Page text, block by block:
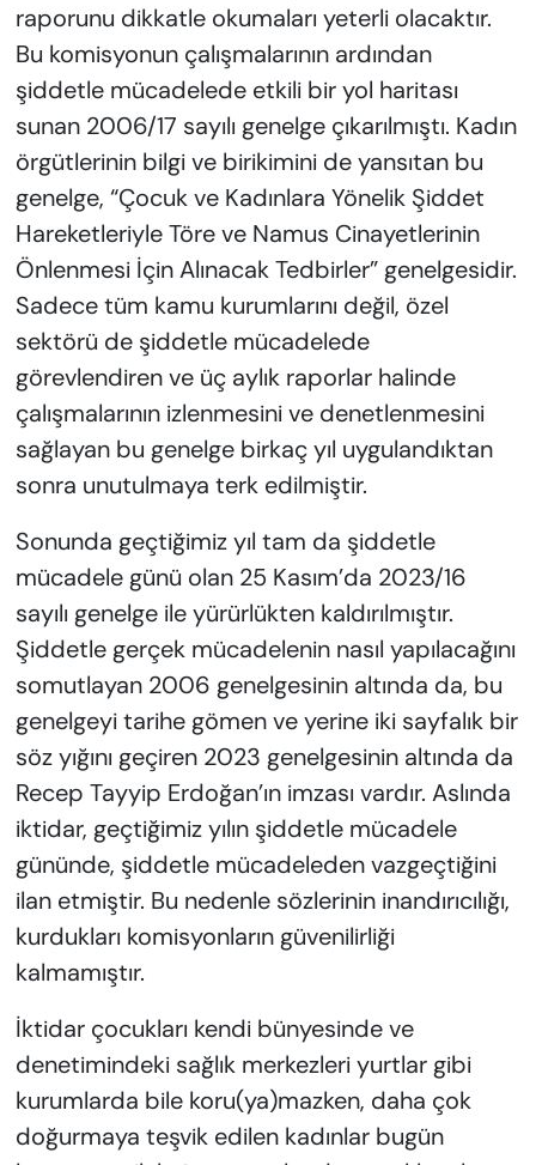
raporunu dikkatle okumaları yeterli olacaktır.
Bu komisyonun çalışmalarının ardından
şiddetle mücadelede etkili bir yol haritası
sunan 2006/17 sayılı genelge çıkarılmıştı. Kadın
örgütlerinin bilgi ve birikimini de yansıtan bu
genelge, “Çocuk ve Kadınlara Yönelik Şiddet
Hareketleriyle Töre ve Namus Cinayetlerinin
Önlenmesi İçin Alınacak Tedbirler” genelgesidir.
Sadece tüm kamu kurumlarını değil, özel
sektörü de şiddetle mücadelede
görevlendiren ve üç aylık raporlar halinde
çalışmalarının izlenmesini ve denetlenmesini
sağlayan bu genelge birkaç yıl uygulandıktan
sonra unutulmaya terk edilmiştir.
Sonunda geçtiğimiz yıl tam da şiddetle
mücadele günü olan 25 Kasım’da 2023/16
sayılı genelge ile yürürlükten kaldırılmıştır.
Şiddetle gerçek mücadelenin nasıl yapılacağını
somutlayan 2006 genelgesinin altında da, bu
genelgeyi tarihe gömen ve yerine iki sayfalık bir
söz yığını geçiren 2023 genelgesinin altında da
Recep Tayyip Erdoğan’ın imzası vardır. Aslında
iktidar, geçtiğimiz yılın şiddetle mücadele
gününde, şiddetle mücadeleden vazgeçtiğini
ilan etmiştir. Bu nedenle sözlerinin inandırıcılığı,
kurdukları komisyonların güvenilirliği
kalmamıştır.
İktidar çocukları kendi bünyesinde ve
denetimindeki sağlık merkezleri yurtlar gibi
kurumlarda bile koru(ya)mazken, daha çok
doğurmaya teşvik edilen kadınlar bugün